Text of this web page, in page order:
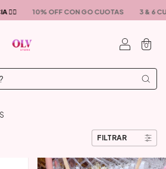
❤️‍🔥 10% OFF CON GO CUOTAS 3 & 6
0
FILTRAR